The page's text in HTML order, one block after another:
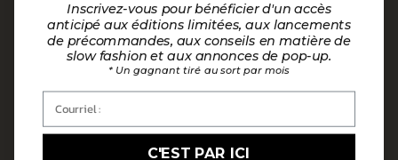
Nous contacter
Guide d'entretien
Mode de paiement par mensualités
À propos de nous
Notre philosophie
Nos matières
Actualités
Inscrivez-vous pour bénéficier d'un accès
anticipé aux éditions limitées, aux lancements
de précommandes, aux conseils en matière de
slow fashion et aux annonces de pop-up.
* Un gagnant tiré au sort par mois
C'EST PAR ICI